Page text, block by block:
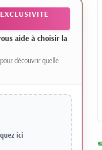
aide à choisir la
découvrir quelle
ici